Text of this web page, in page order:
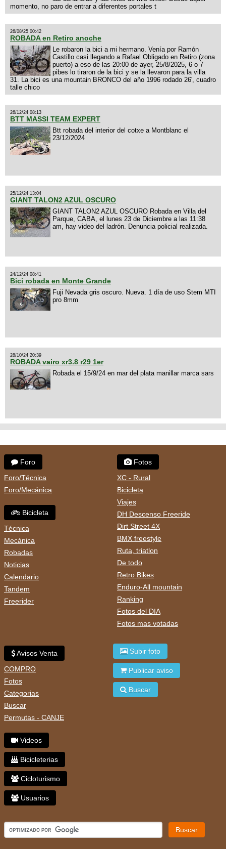
momento, no paro de entrar a diferentes portales t
26/08/25 00:42
ROBADA en Retiro anoche
Le robaron la bici a mi hermano. Venía por Ramón
Castillo casi llegando a Rafael Obligado en Retiro (zona
puerto) a eso de las 20:00 de ayer, 25/8/2025, 6 o 7
pibes lo tiraron de la bici y se la llevaron para la villa
31. La bici es una mountain BRONCO del año 1996 rodado 26', cuadro
talle chico
26/12/24 08:13
BTT MASSI TEAM EXPERT
Btt robada del interior del cotxe a Montblanc el
23/12/2024
25/12/24 13:04
GIANT TALON2 AZUL OSCURO
GIANT TALON2 AZUL OSCURO Robada en Villa del
Parque, CABA, el lunes 23 de Diciembre a las 11:38
am, hay video del ladrón. Denuncia policial realizada.
24/12/24 08:41
Bici robada en Monte Grande
Fuji Nevada gris oscuro. Nueva. 1 día de uso Stem MTI
pro 8mm
28/10/24 20:39
ROBADA vairo xr3.8 r29 1er
Robada el 15/9/24 en mar del plata manillar marca sars
Foro
Foro/Técnica
Foro/Mecánica
Bicicleta
Técnica
Mecánica
Robadas
Noticias
Calendario
Tandem
Freerider
Fotos
XC - Rural
Bicicleta
Viajes
DH Descenso Freeride
Dirt Street 4X
BMX freestyle
Ruta, triatlon
De todo
Retro Bikes
Enduro-All mountain
Ranking
Fotos del DIA
Fotos mas votadas
Avisos Venta
COMPRO
Fotos
Categorias
Buscar
Permutas - CANJE
Videos
Bicicleterias
Cicloturismo
Usuarios
Subir foto
Publicar aviso
Buscar
Buscar